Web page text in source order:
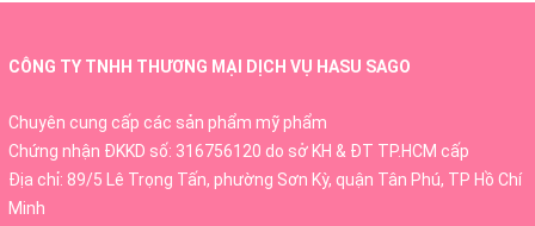
CÔNG TY TNHH THƯƠNG MẠI DỊCH VỤ HASU SAGO
Chuyên cung cấp các sản phẩm mỹ phẩm
Chứng nhận ĐKKD số: 316756120 do sở KH & ĐT TP.HCM cấp
Địa chỉ: 89/5 Lê Trọng Tấn, phường Sơn Kỳ, quận Tân Phú, TP Hồ Chí
Minh